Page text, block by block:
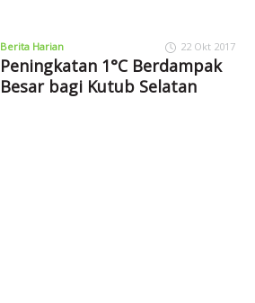
Berita Harian 22 Okt 2017
Peningkatan 1°C Berdampak
Besar bagi Kutub Selatan